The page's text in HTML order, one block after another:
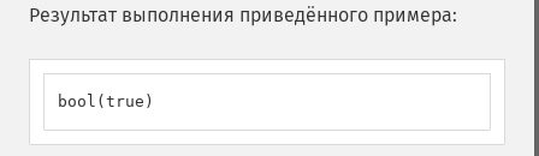
Результат выполнения приведённого примера:
bool(true)